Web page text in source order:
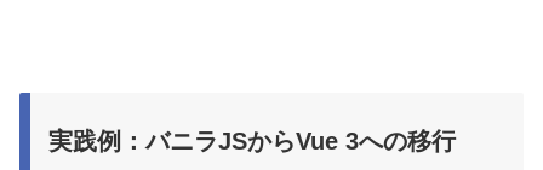
実践例：バニラJSからVue 3への移行